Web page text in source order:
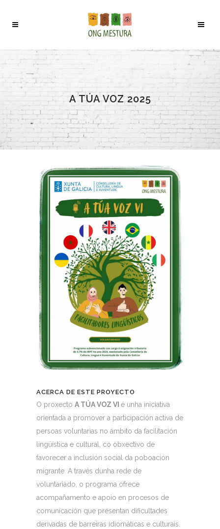
A TÚA VOZ 2025
ACERCA DE ESTE PROYECTO
O proxecto A TÚA VOZ VI é unha iniciativa
orientada a promover a participación activa de
persoas voluntarias no ámbito da facilitación
lingüística e cultural, co obxectivo de
favorecer a inclusión social da poboación
migrante. A través dunha rede de
voluntariado, o programa ofrece
acompañamento e apoio en procesos de
comunicación que presentan dificultades
derivadas de barreiras idiomáticas e culturais.